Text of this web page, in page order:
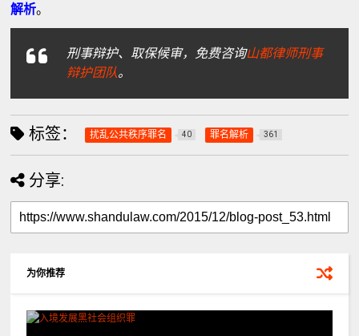
解析。
刑事辩护、取保候审，免费咨询山都律师刑事
辩护团队。
标签： 扰乱公共秩序罪名 40 罪名解析 361
分享:
为你推荐